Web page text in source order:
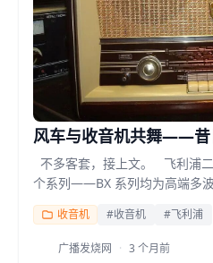
风车与收音机共舞——昔
收音机(下)
不多客套，接上文。 飞利浦
个系列——BX 系列均为高端多
收音机 #收音机 #飞利浦
广播发烧网 · 3 个月前